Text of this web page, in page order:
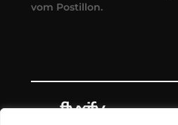
vom Postillon.